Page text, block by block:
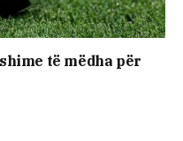
të mëdha për